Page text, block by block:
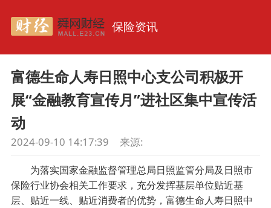
保险资讯
富德生命人寿日照中心支公司积极开
展“金融教育宣传月”进社区集中宣传活
动
2024-09-10 14:17:39 来源:
为落实国家金融监督管理总局日照监管分局及日照市
保险行业协会相关工作要求，充分发挥基层单位贴近基
层、贴近一线、贴近消费者的优势，富德生命人寿日照中